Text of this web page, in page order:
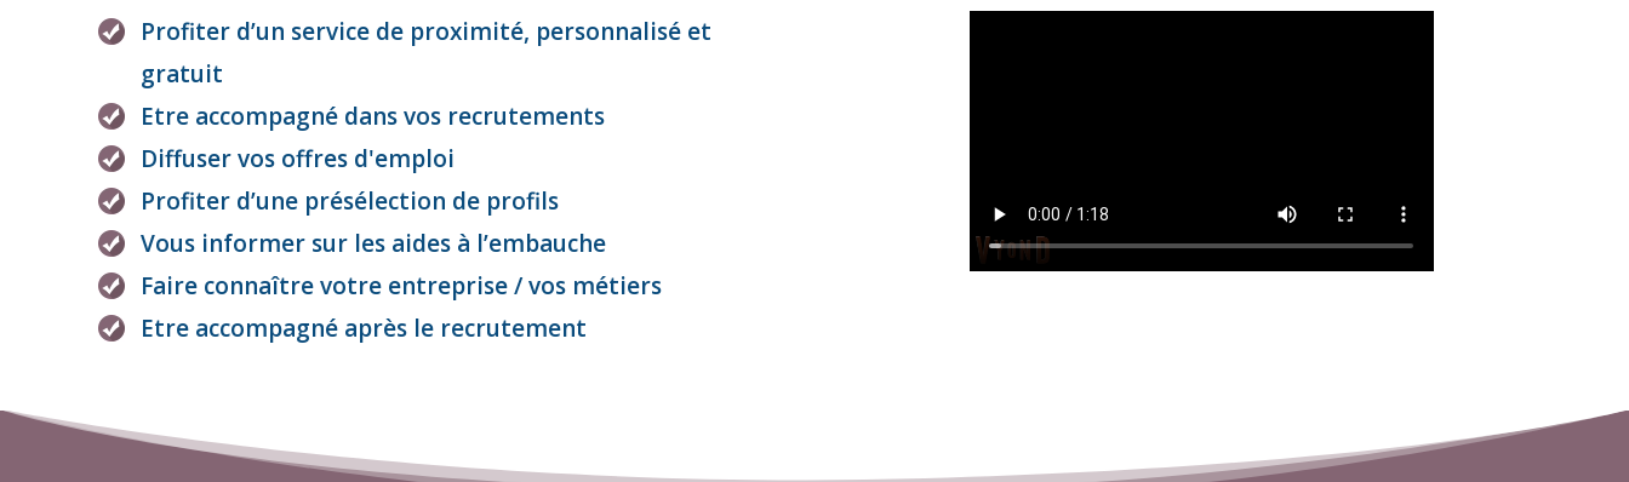
Profiter d’un service de proximité, personnalisé et
gratuit
Etre accompagné dans vos recrutements
Diffuser vos offres d'emploi
Profiter d’une présélection de profils
Vous informer sur les aides à l’embauche
Faire connaître votre entreprise / vos métiers
Etre accompagné après le recrutement